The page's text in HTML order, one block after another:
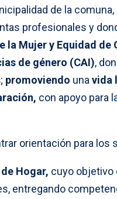
de la comuna,
profesionales y
la Mujer y Equidad de
de género (CAI),
; promoviendo una vida
con apoyo para
orientación para los
Hogar, cuyo objetivo
entregando